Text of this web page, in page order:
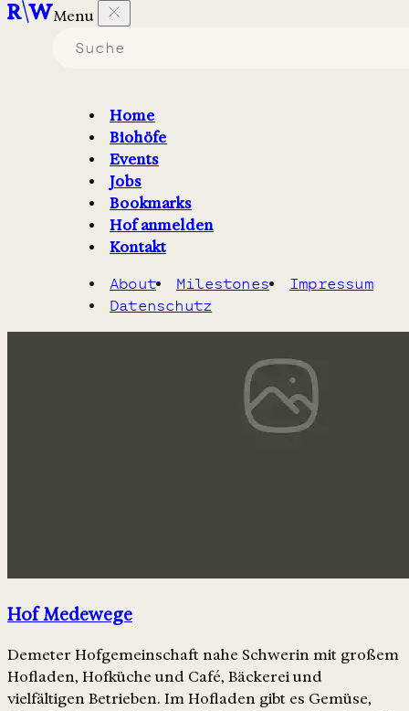
Menu
Home
Biohöfe
Events
Jobs
Bookmarks
Hof anmelden
Kontakt
About Milestones
Impressum
Datenschutz
Biohöfe in Mecklenburg-
Säfte & Mosterzeugen.
Karte
Hof Medewege
Demeter Hofgemeinschaft nahe Schwerin mit großem
Hofladen, Hofküche und Café, Bäckerei und
vielfältigen Betrieben. Im Hofladen gibt es Gemüse,